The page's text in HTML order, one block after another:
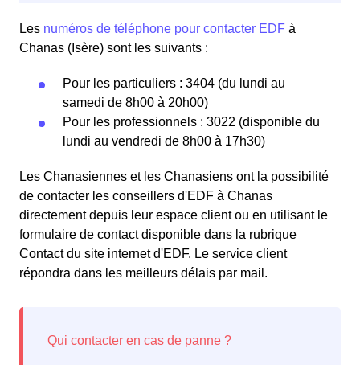
Les numéros de téléphone pour contacter EDF à
Chanas (Isère) sont les suivants :
Pour les particuliers : 3404 (du lundi au
samedi de 8h00 à 20h00)
Pour les professionnels : 3022 (disponible du
lundi au vendredi de 8h00 à 17h30)
Les Chanasiennes et les Chanasiens ont la possibilité
de contacter les conseillers d'EDF à Chanas
directement depuis leur espace client ou en utilisant le
formulaire de contact disponible dans la rubrique
Contact du site internet d'EDF. Le service client
répondra dans les meilleurs délais par mail.